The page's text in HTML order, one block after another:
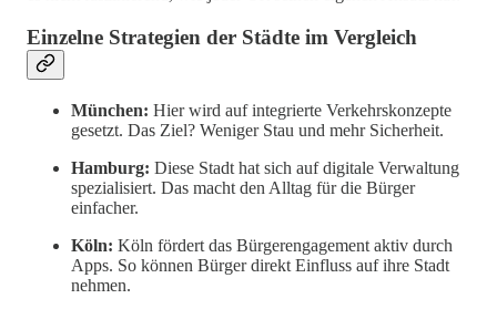
Einzelne Strategien der Städte im Vergleich
München: Hier wird auf integrierte Verkehrskonzepte
gesetzt. Das Ziel? Weniger Stau und mehr Sicherheit.
Hamburg: Diese Stadt hat sich auf digitale Verwaltung
spezialisiert. Das macht den Alltag für die Bürger
einfacher.
Köln: Köln fördert das Bürgerengagement aktiv durch
Apps. So können Bürger direkt Einfluss auf ihre Stadt
nehmen.